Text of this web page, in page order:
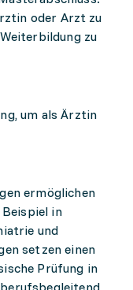
oder Arzt zu
zu
um als Ärztin
ermöglichen
in
und
setzen einen
Prüfung in